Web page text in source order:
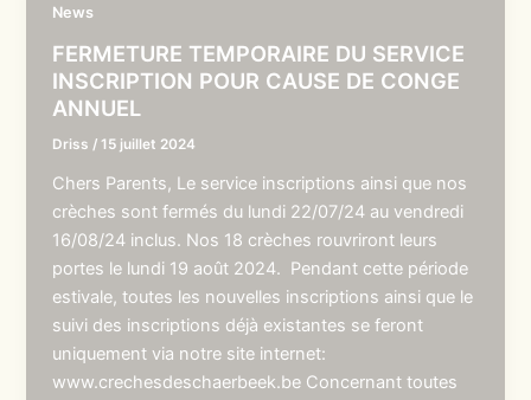
News
FERMETURE TEMPORAIRE DU SERVICE
INSCRIPTION POUR CAUSE DE CONGE
ANNUEL
Driss /15 juillet 2024
Chers Parents, Le service inscriptions ainsi que nos
crèches sont fermés du lundi 22/07/24 au vendredi
16/08/24 inclus. Nos 18 crèches rouvriront leurs
portes le lundi 19 août 2024. Pendant cette période
estivale, toutes les nouvelles inscriptions ainsi que le
suivi des inscriptions déjà existantes se feront
uniquement via notre site internet:
www.crechesdeschaerbeek.be Concernant toutes